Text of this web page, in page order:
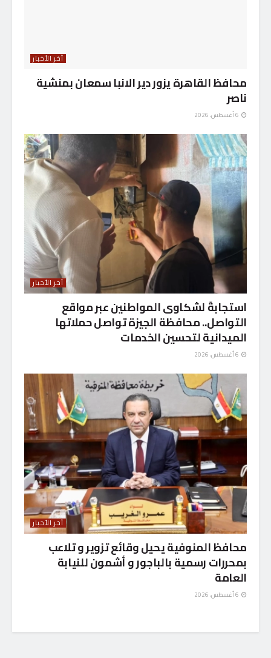
آخر الأخبار
محافظ القاهرة يزور دير الانبا سمعان بمنشية
ناصر
آخر الأخبار
استجابةً لشكاوى المواطنين عبر مواقع
التواصل.. محافظة الجيزة تواصل حملاتها
الميدانية لتحسين الخدمات
آخر الأخبار
محافظ المنوفية يحيل وقائع تزوير و تلاعب
بمحررات رسمية بالباجور و أشمون للنيابة
العامة